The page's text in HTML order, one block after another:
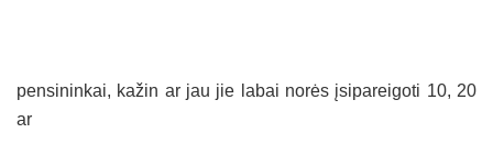
pensininkai, kažin ar jau jie labai norės įsipareigoti 10, 20
ar